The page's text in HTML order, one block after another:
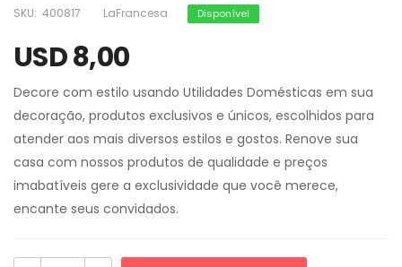
SKU: 400817 LaFrancesa Disponível
USD 8,00
Decore com estilo usando Utilidades Domésticas em sua
decoração, produtos exclusivos e únicos, escolhidos para
atender aos mais diversos estilos e gostos. Renove sua
casa com nossos produtos de qualidade e preços
imabatíveis gere a exclusividade que você merece,
encante seus convidados.